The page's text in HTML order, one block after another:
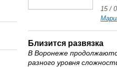
15 /
Близится развязка
В Воронеже
разного уровня